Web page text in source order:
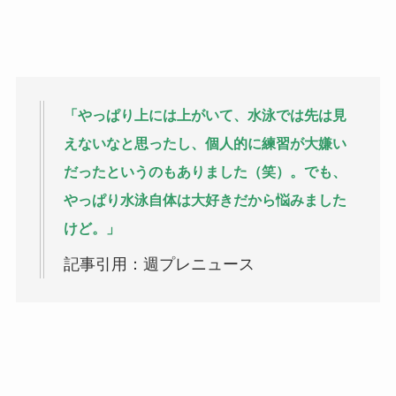
「やっぱり上には上がいて、水泳では先は見
えないなと思ったし、個人的に練習が大嫌い
だったというのもありました（笑）。でも、
やっぱり水泳自体は大好きだから悩みました
けど。」
記事引用：週プレニュース